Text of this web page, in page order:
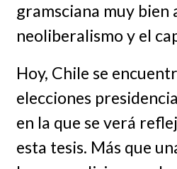
gramsciana muy bien
neoliberalismo y el
Hoy, Chile se
elecciones
en la que se verá
esta tesis. Más que